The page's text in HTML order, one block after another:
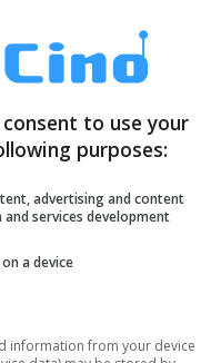
Uniti, quasi
di
la buona
ha
mai avuto
della sua malattia
pronto a offrirgli il
to use your
purposes:
advertising and content
services development
a device
information from your device